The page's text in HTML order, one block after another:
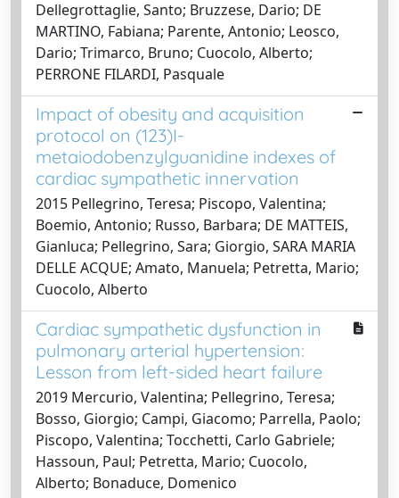
Dellegrottaglie, Santo; Bruzzese, Dario; DE
MARTINO, Fabiana; Parente, Antonio; Leosco,
Dario; Trimarco, Bruno; Cuocolo, Alberto;
PERRONE FILARDI, Pasquale
Impact of obesity and acquisition
protocol on (123)I-
metaiodobenzylguanidine indexes of
cardiac sympathetic innervation
2015 Pellegrino, Teresa; Piscopo, Valentina;
Boemio, Antonio; Russo, Barbara; DE MATTEIS,
Gianluca; Pellegrino, Sara; Giorgio, SARA MARIA
DELLE ACQUE; Amato, Manuela; Petretta, Mario;
Cuocolo, Alberto
Cardiac sympathetic dysfunction in
pulmonary arterial hypertension:
Lesson from left-sided heart failure
2019 Mercurio, Valentina; Pellegrino, Teresa;
Bosso, Giorgio; Campi, Giacomo; Parrella, Paolo;
Piscopo, Valentina; Tocchetti, Carlo Gabriele;
Hassoun, Paul; Petretta, Mario; Cuocolo,
Alberto; Bonaduce, Domenico